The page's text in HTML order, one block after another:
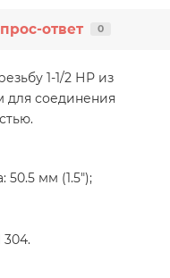
ответ 0
1-1/2 НР из
соединения
мм (1.5");